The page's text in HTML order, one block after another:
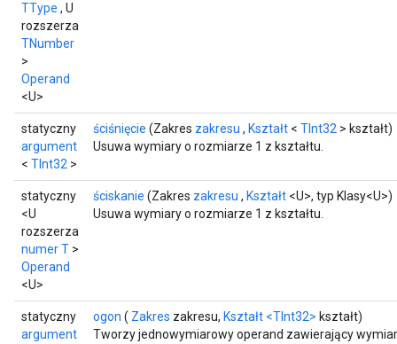
TType , U
rozszerza
TNumber
>
Operand
<U>
statyczny
argument
< TInt32 >
ściśnięcie (Zakres zakresu , Kształt < TInt32 > kształt)
Usuwa wymiary o rozmiarze 1 z kształtu.
statyczny
<U
rozszerza
numer T >
Operand
<U>
ściskanie (Zakres zakresu , Kształt <U>, typ Klasy<U>)
Usuwa wymiary o rozmiarze 1 z kształtu.
statyczny
argument
ogon ( Zakres zakresu, Kształt <TInt32> kształt)
Tworzy jednowymiarowy operand zawierający